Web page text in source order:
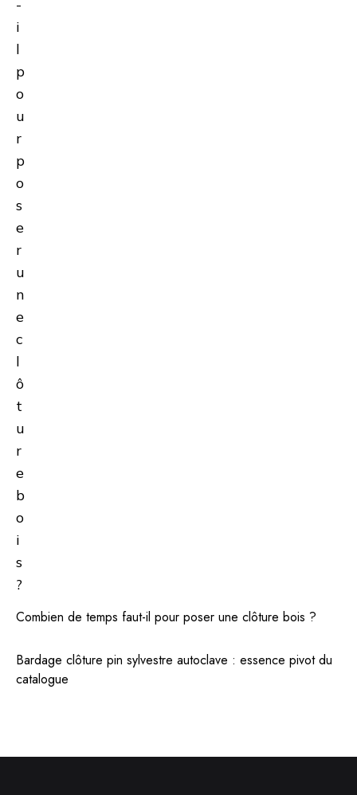
Combien de temps faut-il pour poser une clôture bois ?
Bardage clôture pin sylvestre autoclave : essence pivot du
catalogue